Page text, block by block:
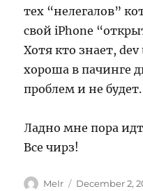
тех “нелегалов”
свой iPhone
Хотя кто знает,
хороша в пачинге
проблем и не будет.
Ладно мне пора
Все чирз!
Author
MeIr
Posted
December 2,